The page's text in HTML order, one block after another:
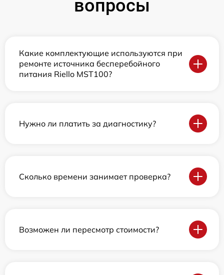
вопросы
Какие комплектующие используются при
ремонте источника бесперебойного
питания Riello MST100?
Нужно ли платить за диагностику?
Сколько времени занимает проверка?
Возможен ли пересмотр стоимости?